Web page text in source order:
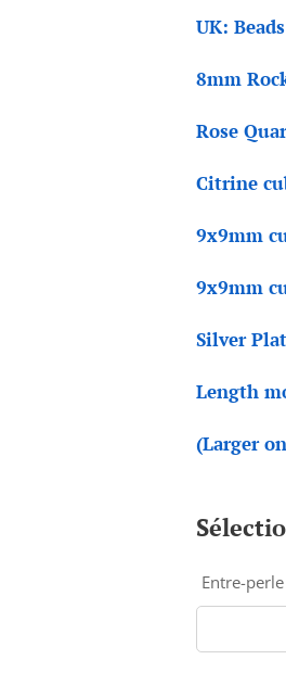
UK:
8mm
Rose
Citrine
9x9mm
9x9mm
Silver
Length
(Larger
Entre-perle